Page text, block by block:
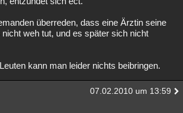
überreden, dass eine Ärztin seine
weh tut, und es später sich nicht
kann man leider nichts beibringen.
07.02.2010 um 13:59